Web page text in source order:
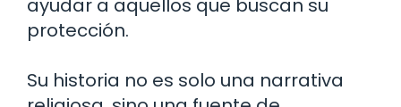
ayudar a aquellos que buscan su
protección.
Su historia no es solo una narrativa